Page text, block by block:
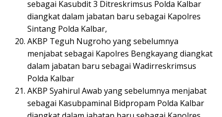
sebagai Kasubdit 3 Ditreskrimsus Polda Kalbar
diangkat dalam jabatan baru sebagai Kapolres
Sintang Polda Kalbar,
AKBP Teguh Nugroho yang sebelumnya
menjabat sebagai Kapolres Bengkayang diangkat
dalam jabatan baru sebagai Wadirreskrimsus
Polda Kalbar
AKBP Syahirul Awab yang sebelumnya menjabat
sebagai Kasubpaminal Bidpropam Polda Kalbar